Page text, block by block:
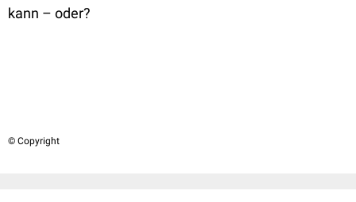
kann – oder?
© Copyright